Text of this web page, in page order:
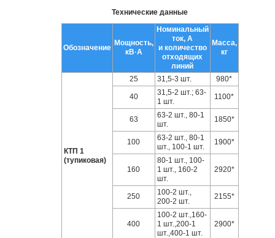
Технические данные
Обозначение
Мощность,
кВ·А
Номинальный
ток, А
и количество
отходящих
линий
Масса,
кг
КТП 1
(тупиковая)
25 31,5-3 шт. 980*
40
31,5-2 шт.; 63-
1 шт.
1100*
63
63-2 шт., 80-1
шт.
1850*
100
63-2 шт., 80-1
шт., 100-1 шт.
1900*
160
80-1 шт., 100-
1 шт., 160-2
шт.
2920*
250
100-2 шт.,
200-2 шт.
2155*
400
100-2 шт.,160-
1 шт.,200-1
шт.,400-1 шт.
2900*